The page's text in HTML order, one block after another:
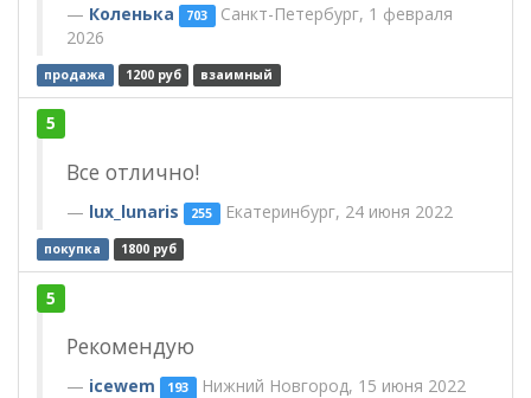
Коленька 703 Санкт-Петербург, 1 февраля
2026
продажа 1200 руб взаимный
5
Все отлично!
lux_lunaris 255 Екатеринбург, 24 июня 2022
покупка 1800 руб
5
Рекомендую
icewem 193 Нижний Новгород, 15 июня 2022